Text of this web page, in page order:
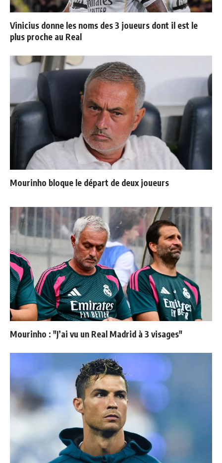
Vinicius donne les noms des 3 joueurs dont il est le
plus proche au Real
Mourinho bloque le départ de deux joueurs
Mourinho : "J’ai vu un Real Madrid à 3 visages"